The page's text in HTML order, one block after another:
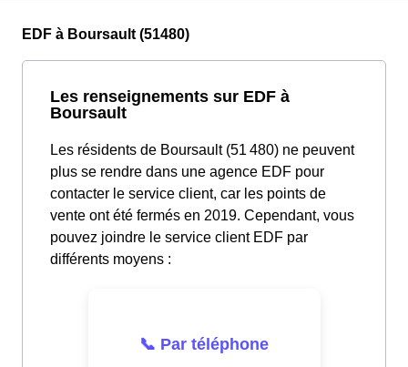
EDF à Boursault (51480)
Les renseignements sur EDF à
Boursault
Les résidents de Boursault (51 480) ne peuvent
plus se rendre dans une agence EDF pour
contacter le service client, car les points de
vente ont été fermés en 2019. Cependant, vous
pouvez joindre le service client EDF par
différents moyens :
📞 Par téléphone